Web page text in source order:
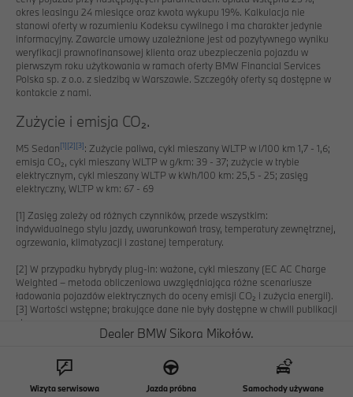
okres leasingu 24 miesiące oraz kwota wykupu 19%. Kalkulacja nie
stanowi oferty w rozumieniu Kodeksu cywilnego i ma charakter jedynie
informacyjny. Zawarcie umowy uzależnione jest od pozytywnego wyniku
weryfikacji prawnofinansowej klienta oraz ubezpieczenia pojazdu w
pierwszym roku użytkowania w ramach oferty BMW Financial Services
Polska sp. z o.o. z siedzibą w Warszawie. Szczegóły oferty są dostępne w
kontakcie z nami.
Zużycie i emisja CO₂.
M5 Sedan[1][2][3]: Zużycie paliwa, cykl mieszany WLTP w l/100 km 1,7 - 1,6;
emisja CO₂, cykl mieszany WLTP w g/km: 39 - 37; zużycie w trybie
elektrycznym, cykl mieszany WLTP w kWh/100 km: 25,5 - 25; zasięg
elektryczny, WLTP w km: 67 - 69
[1] Zasięg zależy od różnych czynników, przede wszystkim:
indywidualnego stylu jazdy, uwarunkowań trasy, temperatury zewnętrznej,
ogrzewania, klimatyzacji i zastanej temperatury.
[2] W przypadku hybrydy plug-in: ważone, cykl mieszany (EC AC Charge
Weighted – metoda obliczeniowa uwzględniająca różne scenariusze
ładowania pojazdów elektrycznych do oceny emisji CO₂ i zużycia energii).
[3] Wartości wstępne; brakujące dane nie były dostępne w chwili publikacji
strony.
Generowana przez silnik spalinowy (podana wartość znamionowa)
Napęd elektryczny zależny od stanu naładowania akumulatora.
W przypadku hybrydy plug-in: Moc zależna od poziomu naładowania
akumulatora.
Dealer BMW Sikora Mikołów.
Wizyta serwisowa Jazda próbna Samochody używane